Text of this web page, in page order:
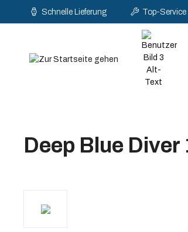
Zur Hauptnavigation springen
Schnelle Lieferung Top-Service
Deep Blue